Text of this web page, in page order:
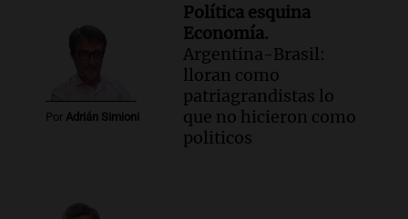
Por Adrián Simioni
Política esquina
Economía.
Argentina-Brasil:
lloran como
patriagrandistas lo
que no hicieron como
politicos